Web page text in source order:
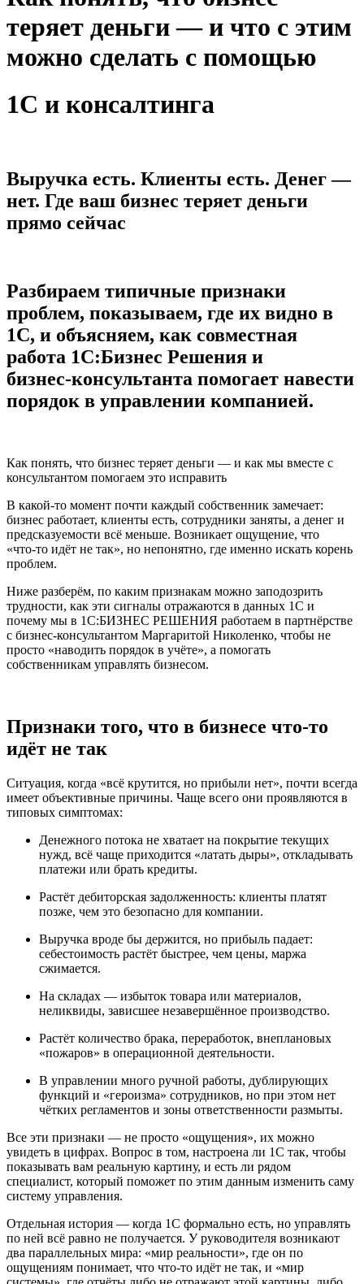
теряет деньги — и что с этим
можно сделать с помощью
1С и консалтинга
Выручка есть. Клиенты есть. Денег —
нет. Где ваш бизнес теряет деньги
прямо сейчас
Разбираем типичные признаки
проблем, показываем, где их видно в
1С, и объясняем, как совместная
работа 1С:Бизнес Решения и
бизнес‑консультанта помогает навести
порядок в управлении компанией.
Как понять, что бизнес теряет деньги — и как мы вместе с
консультантом помогаем это исправить
В какой‑то момент почти каждый собственник замечает:
бизнес работает, клиенты есть, сотрудники заняты, а денег и
предсказуемости всё меньше. Возникает ощущение, что
«что‑то идёт не так», но непонятно, где именно искать корень
проблем.
Ниже разберём, по каким признакам можно заподозрить
трудности, как эти сигналы отражаются в данных 1С и
почему мы в 1С:БИЗНЕС РЕШЕНИЯ работаем в партнёрстве
с бизнес‑консультантом Маргаритой Николенко, чтобы не
просто «наводить порядок в учёте», а помогать
собственникам управлять бизнесом.
Признаки того, что в бизнесе что‑то
идёт не так
Ситуация, когда «всё крутится, но прибыли нет», почти всегда
имеет объективные причины. Чаще всего они проявляются в
типовых симптомах:
Денежного потока не хватает на покрытие текущих
нужд, всё чаще приходится «латать дыры», откладывать
платежи или брать кредиты.
Растёт дебиторская задолженность: клиенты платят
позже, чем это безопасно для компании.
Выручка вроде бы держится, но прибыль падает:
себестоимость растёт быстрее, чем цены, маржа
сжимается.
На складах — избыток товара или материалов,
неликвиды, зависшее незавершённое производство.
Растёт количество брака, переработок, внеплановых
«пожаров» в операционной деятельности.
В управлении много ручной работы, дублирующих
функций и «героизма» сотрудников, но при этом нет
чётких регламентов и зоны ответственности размыты.
Все эти признаки — не просто «ощущения», их можно
увидеть в цифрах. Вопрос в том, настроена ли 1С так, чтобы
показывать вам реальную картину, и есть ли рядом
специалист, который поможет по этим данным изменить саму
систему управления.
Отдельная история — когда 1С формально есть, но управлять
по ней всё равно не получается. У руководителя возникают
два параллельных мира: «мир реальности», где он по
ощущениям понимает, что что‑то идёт не так, и «мир